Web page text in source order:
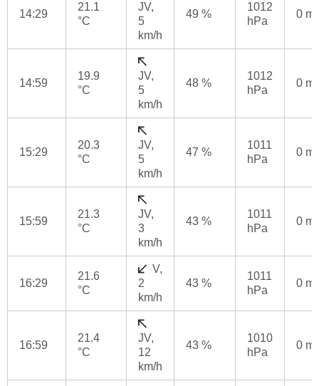
14:29
21.1
°C
JV,
5
km/h
49 %
1012
hPa
0
14:59
19.9
°C
JV,
5
km/h
48 %
1012
hPa
0
15:29
20.3
°C
JV,
5
km/h
47 %
1011
hPa
0
15:59
21.3
°C
JV,
3
km/h
43 %
1011
hPa
0
16:29
21.6
°C
V,
2
km/h
43 %
1011
hPa
0
16:59
21.4
°C
JV,
12
km/h
43 %
1010
hPa
0